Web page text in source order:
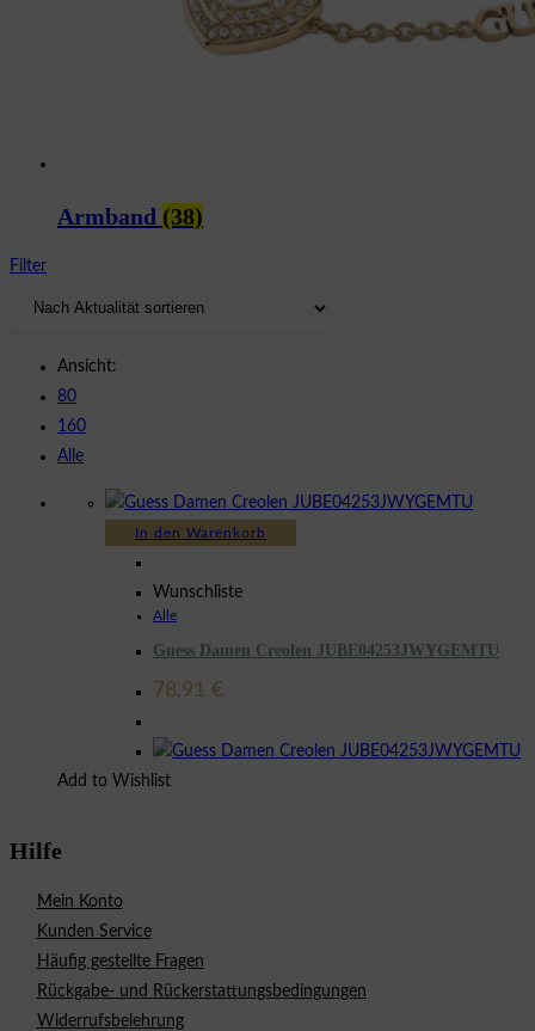
Armband (38)
Filter
Ansicht:
80
160
Alle
In den Warenkorb
Wunschliste
Alle
Guess Damen Creolen JUBE04253JWYGEMTU
78,91 €
Add to Wishlist
Hilfe
Mein Konto
Kunden Service
Häufig gestellte Fragen
Rückgabe- und Rückerstattungsbedingungen
Widerrufsbelehrung